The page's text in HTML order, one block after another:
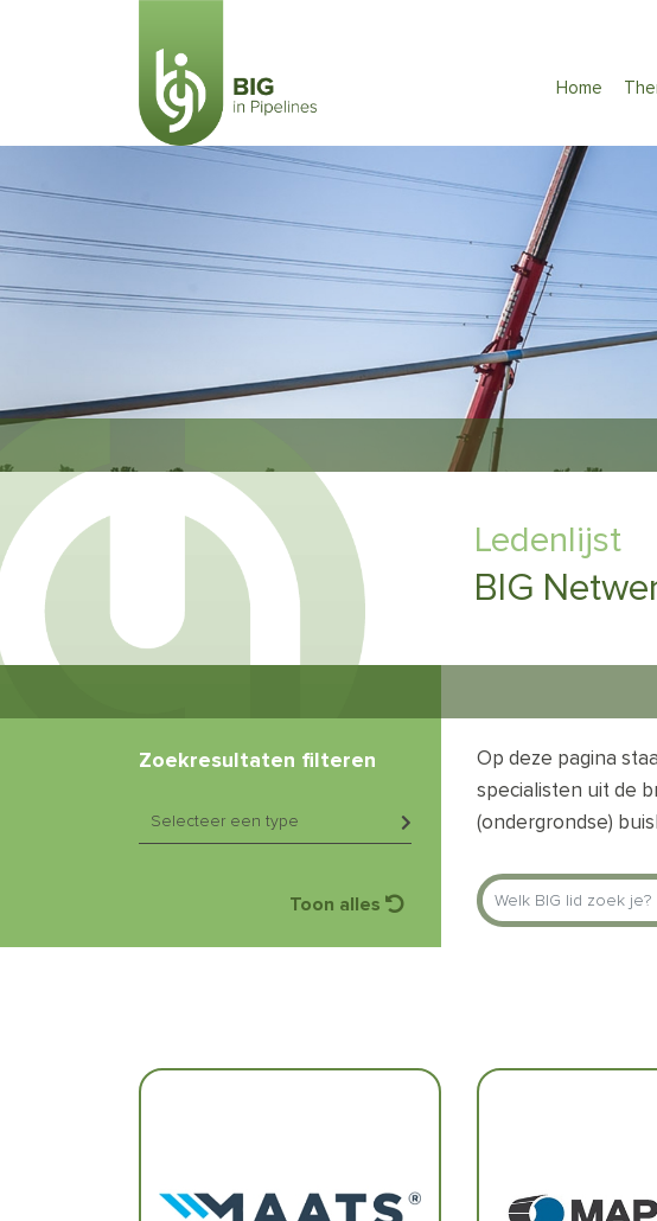
Home
Ledenlijst
BIG
Zoekresultaten filteren
Toon alles
Op deze pagina
specialisten uit de
(ondergrondse)